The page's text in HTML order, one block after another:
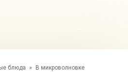
блюда » В микроволновке